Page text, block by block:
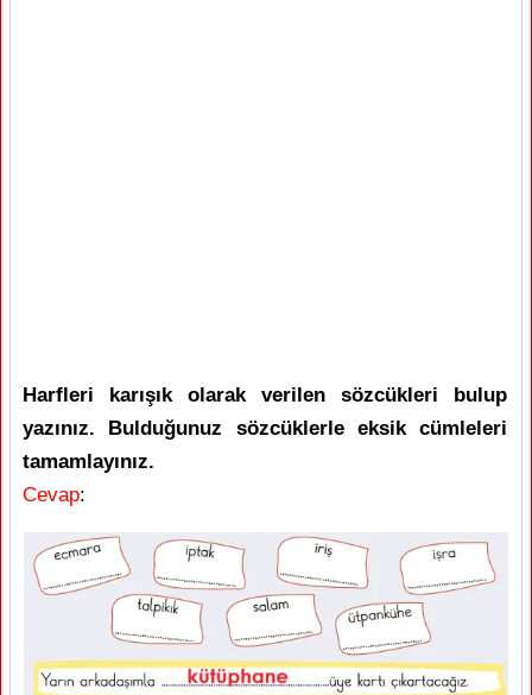
Harfleri karışık olarak verilen sözcükleri bulup
yazınız. Bulduğunuz sözcüklerle eksik cümleleri
tamamlayınız.
Cevap: